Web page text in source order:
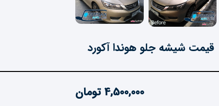
قیمت شیشه جلو هوندا آکورد
4,500,000 تومان